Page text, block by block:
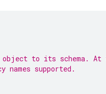
to its schema. At
supported.